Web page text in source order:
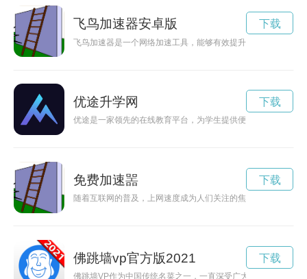
飞鸟加速器安卓版
飞鸟加速器是一个网络加速工具，能够有效提升网络连接速度
下载
优途升学网
优途是一家领先的在线教育平台，为学生提供便捷高效的学习
下载
免费加速噐
随着互联网的普及，上网速度成为人们关注的焦点。免费加速
下载
佛跳墙vp官方版2021
佛跳墙VP作为中国传统名菜之一，一直深受广大美食爱好者喜
下载